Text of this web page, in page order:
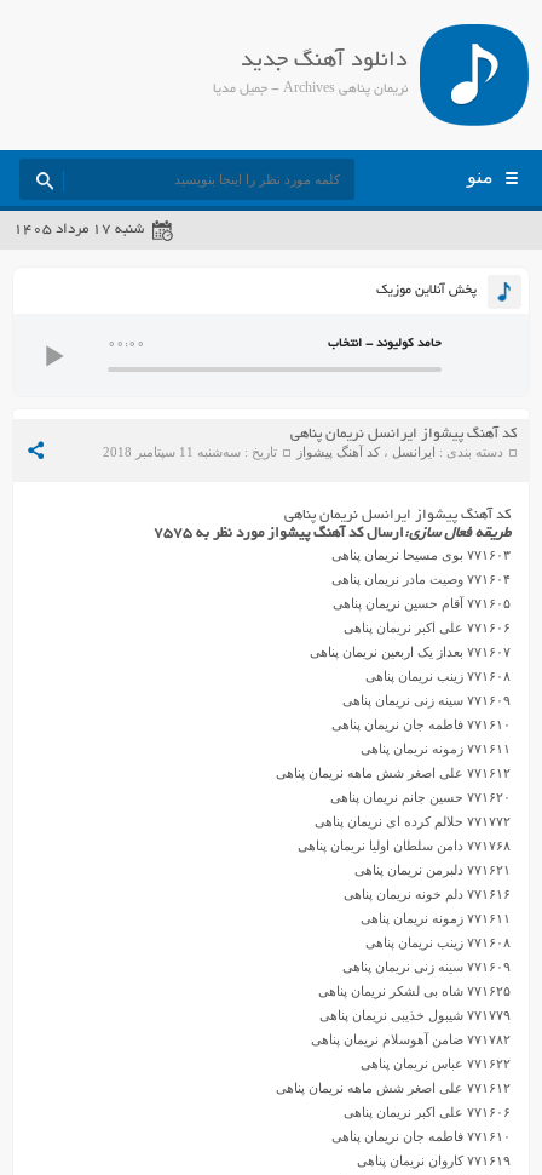
دانلود آهنگ جدید
نریمان پناهی Archives - جمیل مدیا
منو
شنبه ۱۷ مرداد ۱۴۰۵
پخش آنلاین موزیک
00:00 حامد کولیوند - انتخاب
کد آهنگ پیشواز ایرانسل نریمان پناهی
دسته بندی : ایرانسل ،کد آهنگ پیشواز تاریخ : سه‌شنبه 11 سپتامبر 2018
کد آهنگ پیشواز ایرانسل نریمان پناهی
طریقه فعال سازی:ارسال کد آهنگ پیشواز مورد نظر به ۷۵۷۵
۷۷۱۶۰۳ بوی مسیحا نریمان پناهی
۷۷۱۶۰۴ وصیت مادر نریمان پناهی
۷۷۱۶۰۵ آقام حسین نریمان پناهی
۷۷۱۶۰۶ علی اکبر نریمان پناهی
۷۷۱۶۰۷ بعداز یک اربعین نریمان پناهی
۷۷۱۶۰۸ زینب نریمان پناهی
۷۷۱۶۰۹ سینه زنی نریمان پناهی
۷۷۱۶۱۰ فاطمه جان نریمان پناهی
۷۷۱۶۱۱ زمونه نریمان پناهی
۷۷۱۶۱۲ علی اصغر شش ماهه نریمان پناهی
۷۷۱۶۲۰ حسین جانم نریمان پناهی
۷۷۱۷۷۲ حلالم کرده ای نریمان پناهی
۷۷۱۷۶۸ دامن سلطان اولیا نریمان پناهی
۷۷۱۶۲۱ دلبرمن نریمان پناهی
۷۷۱۶۱۶ دلم خونه نریمان پناهی
۷۷۱۶۱۱ زمونه نریمان پناهی
۷۷۱۶۰۸ زینب نریمان پناهی
۷۷۱۶۰۹ سینه زنی نریمان پناهی
۷۷۱۶۲۵ شاه بی لشکر نریمان پناهی
۷۷۱۷۷۹ شیبول خذیبی نریمان پناهی
۷۷۱۷۸۲ ضامن آهوسلام نریمان پناهی
۷۷۱۶۲۲ عباس نریمان پناهی
۷۷۱۶۱۲ علی اصغر شش ماهه نریمان پناهی
۷۷۱۶۰۶ علی اکبر نریمان پناهی
۷۷۱۶۱۰ فاطمه جان نریمان پناهی
۷۷۱۶۱۹ کاروان نریمان پناهی